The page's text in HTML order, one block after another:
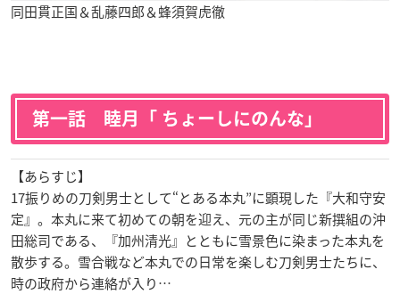
同田貫正国＆乱藤四郎＆蜂須賀虎徹
第一話 睦月「 ちょーしにのんな」
【あらすじ】
17振りめの刀剣男士として“とある本丸”に顕現した『大和守安
定』。本丸に来て初めての朝を迎え、元の主が同じ新撰組の沖
田総司である、『加州清光』とともに雪景色に染まった本丸を
散歩する。雪合戦など本丸での日常を楽しむ刀剣男士たちに、
時の政府から連絡が入り…